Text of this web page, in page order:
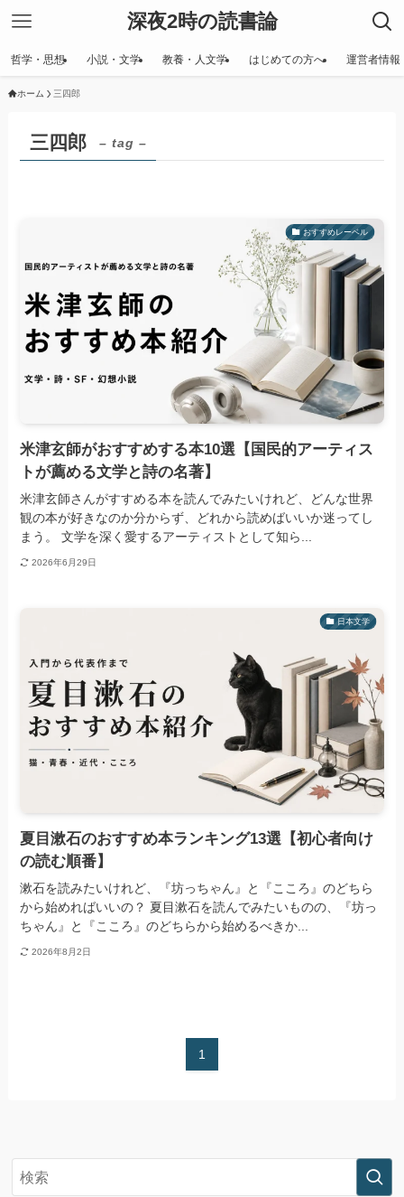
深夜2時の読書論
哲学・思想 小説・文学 教養・人文学 はじめての方へ 運営者情報
ホーム 三四郎
三四郎 – tag –
おすすめレーベル
米津玄師がおすすめする本10選【国民的アーティス
トが薦める文学と詩の名著】
米津玄師さんがすすめる本を読んでみたいけれど、どんな世界
観の本が好きなのか分からず、どれから読めばいいか迷ってし
まう。 文学を深く愛するアーティストとして知ら...
2026年6月29日
日本文学
夏目漱石のおすすめ本ランキング13選【初心者向け
の読む順番】
漱石を読みたいけれど、『坊っちゃん』と『こころ』のどちら
から始めればいいの？ 夏目漱石を読んでみたいものの、『坊っ
ちゃん』と『こころ』のどちらから始めるべきか...
2026年8月2日
1